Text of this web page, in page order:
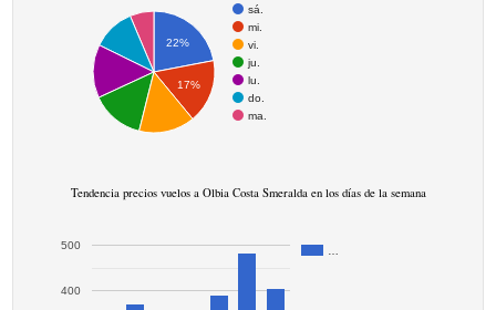
sá.
mi.
vi.
ju.
lu.
do.
ma.
22%
17%
Tendencia precios vuelos a Olbia Costa Smeralda en los días de la semana
400
500